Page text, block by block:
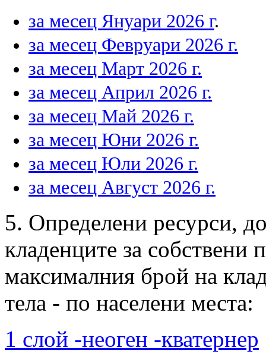
за месец Януари 2026 г.
за месец Февруари 2026 г.
за месец Март 2026 г.
за месец Април 2026 г.
за месец Май 2026 г.
за месец Юни 2026 г.
за месец Юли 2026 г.
за месец Август 2026 г.
5. Определени ресурси,
кладенците за собствени
максималния брой на
тела - по населени места:
1 слой -неоген -кватернер